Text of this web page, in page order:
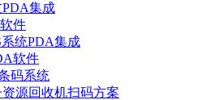
集成
件
系统PDA集成
软件
码系统
源回收机扫码方案